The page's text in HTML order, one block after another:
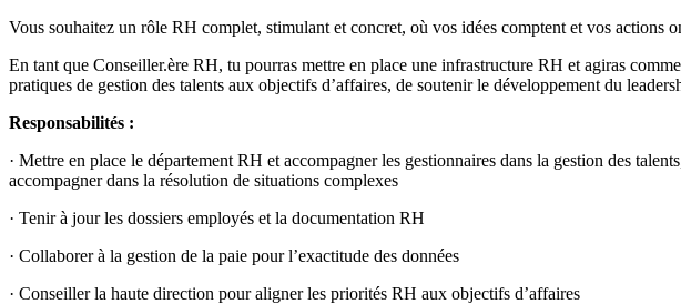
Vous souhaitez un rôle RH complet, stimulant et concret, où vos idées comptent et vos actions
En tant que Conseiller.ère RH, tu pourras mettre en place une infrastructure RH et agiras
pratiques de gestion des talents aux objectifs d’affaires, de soutenir le développement du
Responsabilités :
· Mettre en place le département RH et accompagner les gestionnaires dans la gestion des
accompagner dans la résolution de situations complexes
· Tenir à jour les dossiers employés et la documentation RH
· Collaborer à la gestion de la paie pour l’exactitude des données
· Conseiller la haute direction pour aligner les priorités RH aux objectifs d’affaires